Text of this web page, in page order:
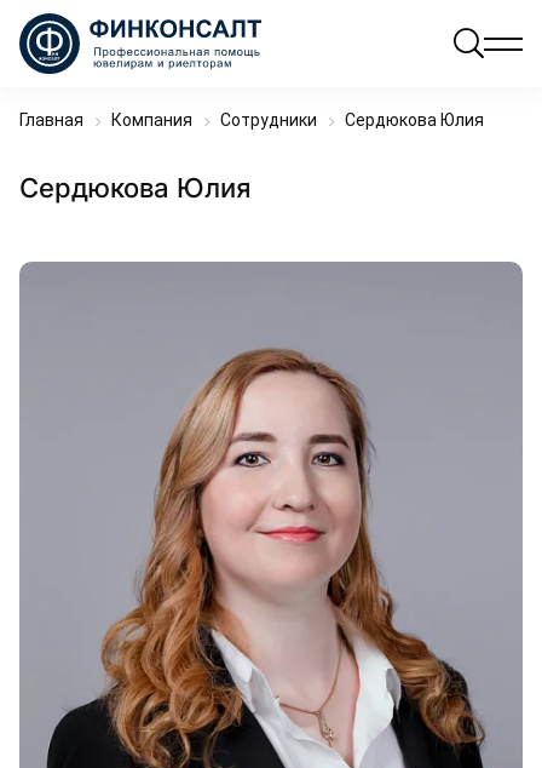
Главная Компания Сотрудники Сердюкова Юлия
Сердюкова Юлия